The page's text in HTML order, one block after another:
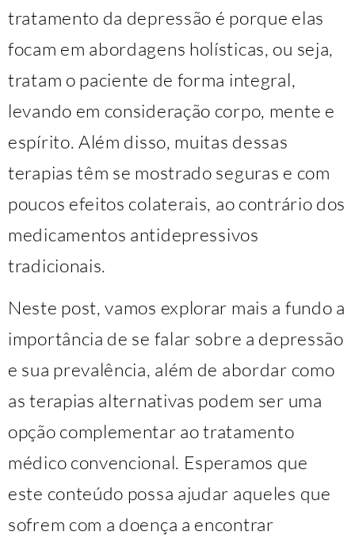
tratamento da depressão é porque elas
focam em abordagens holísticas, ou seja,
tratam o paciente de forma integral,
levando em consideração corpo, mente e
espírito. Além disso, muitas dessas
terapias têm se mostrado seguras e com
poucos efeitos colaterais, ao contrário dos
medicamentos antidepressivos
tradicionais.
Neste post, vamos explorar mais a fundo a
importância de se falar sobre a depressão
e sua prevalência, além de abordar como
as terapias alternativas podem ser uma
opção complementar ao tratamento
médico convencional. Esperamos que
este conteúdo possa ajudar aqueles que
sofrem com a doença a encontrar